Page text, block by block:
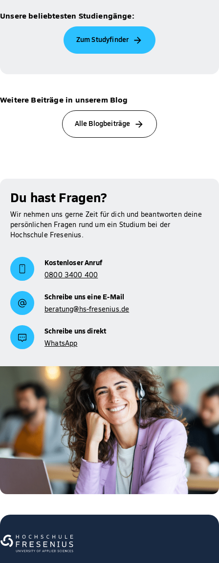
Unsere beliebtesten Studiengänge:
Zum Studyfinder
Weitere Beiträge in unserem Blog
Alle Blogbeiträge
Du hast Fragen?
Wir nehmen uns gerne Zeit für dich und beantworten deine
persönlichen Fragen rund um ein Studium bei der
Hochschule Fresenius.
Kostenloser Anruf
0800 3400 400
Schreibe uns eine E-Mail
beratung@hs-fresenius.de
Schreibe uns direkt
WhatsApp